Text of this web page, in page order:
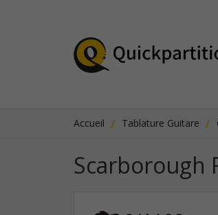
Accueil Tablature Guitare
Scarborough